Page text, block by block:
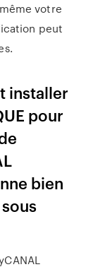
votre
peut
installer
pour
bien